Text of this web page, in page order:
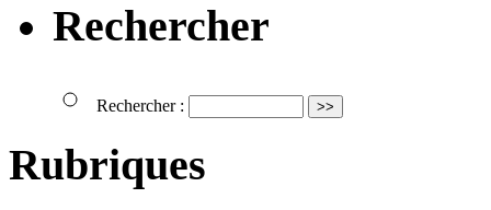
Rechercher
Rechercher :
Rubriques